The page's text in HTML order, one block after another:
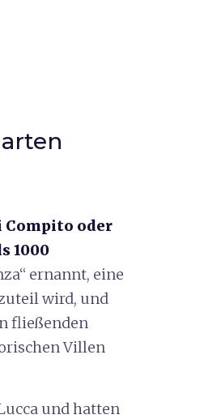
Compito oder
1000
ernannt, eine
wird, und
fließenden
Villen
und hatten